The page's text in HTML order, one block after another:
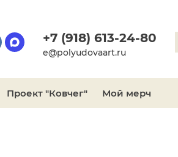
+7 (918) 613-24-80
e@polyudovaart.ru
Проект "Ковчег" Мой мерч